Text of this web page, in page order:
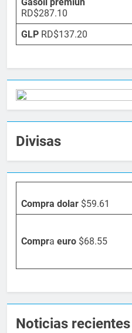
Gasoil premiun
RD$287.10
GLP RD$137.20
Divisas
Compra dolar $59.61
Compra euro $68.55
Noticias recientes